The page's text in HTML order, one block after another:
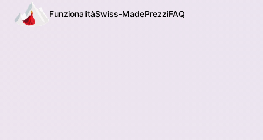
FunzionalitàSwiss-MadePrezziFAQ